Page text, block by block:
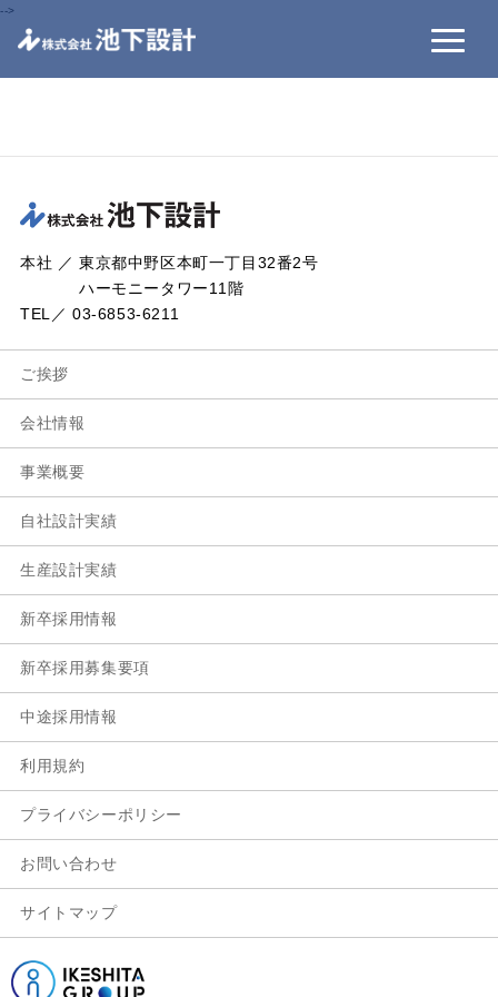
-->
本社 ／ 東京都中野区本町一丁目32番2号
ハーモニータワー11階
TEL／ 03-6853-6211
ご挨拶
会社情報
事業概要
自社設計実績
生産設計実績
新卒採用情報
新卒採用募集要項
中途採用情報
利用規約
プライバシーポリシー
お問い合わせ
サイトマップ